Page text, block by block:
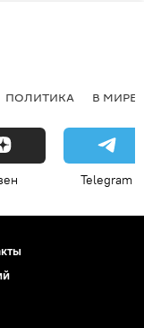
ПОЛИТИКА В МИРЕ
Telegram